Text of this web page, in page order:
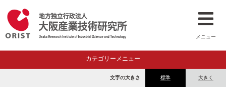
メニュー
カテゴリーメニュー
標準 大きく
文字の大きさ